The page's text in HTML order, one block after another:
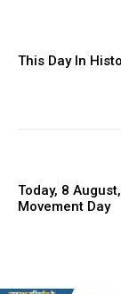
This Day In
Today, 8
Movement Day